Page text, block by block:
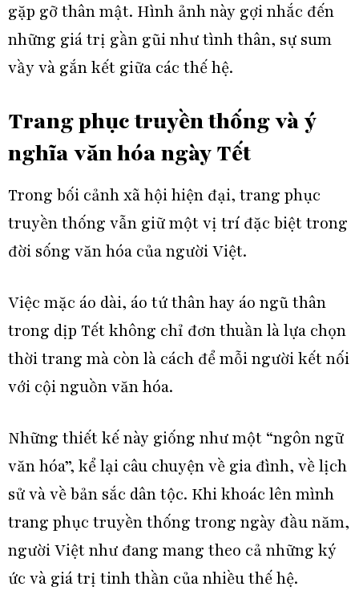
gặp gỡ thân mật. Hình ảnh này gợi nhắc đến
những giá trị gần gũi như tình thân, sự sum
vầy và gắn kết giữa các thế hệ.
Trang phục truyền thống và ý
nghĩa văn hóa ngày Tết
Trong bối cảnh xã hội hiện đại, trang phục
truyền thống vẫn giữ một vị trí đặc biệt trong
đời sống văn hóa của người Việt.
Việc mặc áo dài, áo tứ thân hay áo ngũ thân
trong dịp Tết không chỉ đơn thuần là lựa chọn
thời trang mà còn là cách để mỗi người kết nối
với cội nguồn văn hóa.
Những thiết kế này giống như một “ngôn ngữ
văn hóa”, kể lại câu chuyện về gia đình, về lịch
sử và về bản sắc dân tộc. Khi khoác lên mình
trang phục truyền thống trong ngày đầu năm,
người Việt như đang mang theo cảnhững ký
ức và giá trị tinh thầncủa nhiều thế hệ.